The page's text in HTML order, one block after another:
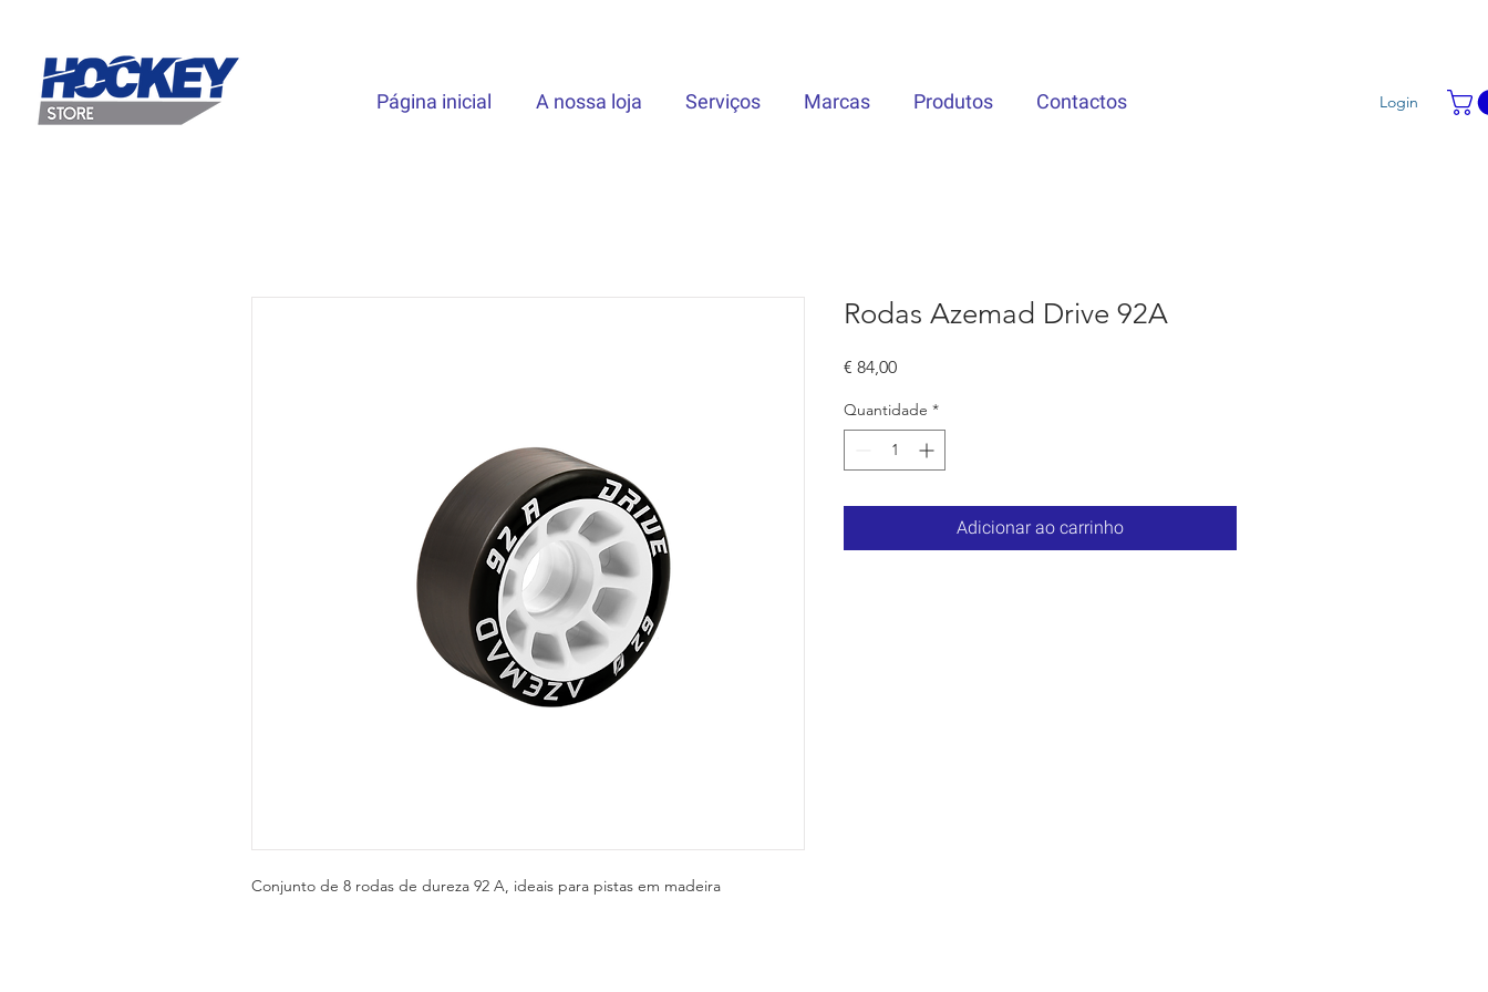
Página inicial A nossa loja Serviços Marcas Produtos Contactos Login
Conjunto de 8 rodas de dureza 92 A, ideais para pistas em madeira
Rodas Azemad Drive 92A
€ 84,00Preço
Quantidade *
Adicionar ao carrinho